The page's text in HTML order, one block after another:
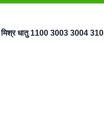
मिश्र धातु 1100 3003 3004